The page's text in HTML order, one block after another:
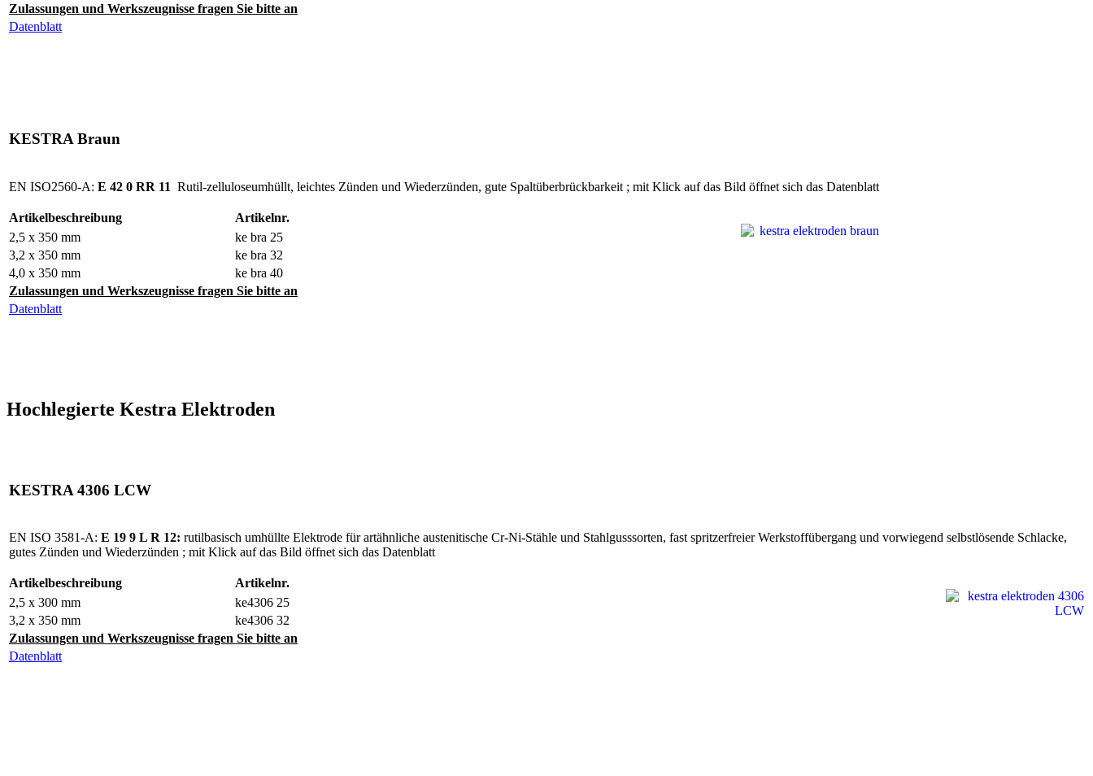
Zulassungen und Werkszeugnisse fragen Sie bitte an
Datenblatt
KESTRA Braun
EN ISO2560-A: E 42 0 RR 11 Rutil-zelluloseumhüllt, leichtes Zünden und Wiederzünden, gute Spaltüberbrückbarkeit ; mit Klick auf das Bild öffnet sich das Datenblatt
Artikelbeschreibung
Artikelnr.
2,5 x 350 mm
ke bra 25
3,2 x 350 mm
ke bra 32
4,0 x 350 mm
ke bra 40
Zulassungen und Werkszeugnisse fragen Sie bitte an
Datenblatt
Hochlegierte Kestra Elektroden
KESTRA 4306 LCW
EN ISO 3581-A: E 19 9 L R 12: rutilbasisch umhüllte Elektrode für artähnliche austenitische Cr-Ni-Stähle und Stahlgusssorten, fast spritzerfreier Werkstoffübergang und vorwiegend selbstlösende Schlacke,
gutes Zünden und Wiederzünden ; mit Klick auf das Bild öffnet sich das Datenblatt
Artikelbeschreibung
Artikelnr.
2,5 x 300 mm
ke4306 25
3,2 x 350 mm
ke4306 32
Zulassungen und Werkszeugnisse fragen Sie bitte an
Datenblatt